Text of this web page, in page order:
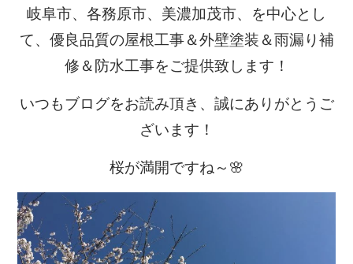
岐阜市、各務原市、美濃加茂市、を中心とし
て、優良品質の屋根工事＆外壁塗装＆雨漏り補
修＆防水工事をご提供致します！
いつもブログをお読み頂き、誠にありがとうご
ざいます！
桜が満開ですね～🌸